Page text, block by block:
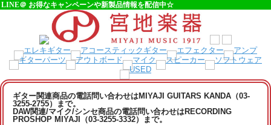
LINE＠ お得なキャンペーンや新製品情報を配信中☆
ギター関連商品の電話問い合わせはMIYAJI GUITARS KANDA（03-
3255-2755）まで。
DAW関連/マイク/シンセ商品の電話問い合わせはRECORDING
PROSHOP MIYAJI（03-3255-3332）まで。